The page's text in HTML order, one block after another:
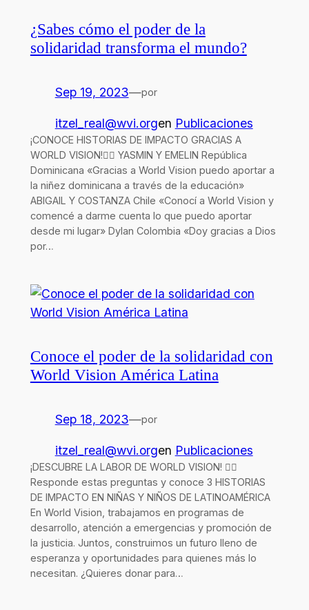
¿Sabes cómo el poder de la
solidaridad transforma el mundo?
Sep 19, 2023—por
itzel_real@wvi.orgen Publicaciones
¡CONOCE HISTORIAS DE IMPACTO GRACIAS A
WORLD VISION!👇🏻 YASMIN Y EMELIN República
Dominicana «Gracias a World Vision puedo aportar a
la niñez dominicana a través de la educación»
ABIGAIL Y COSTANZA Chile «Conocí a World Vision y
comencé a darme cuenta lo que puedo aportar
desde mi lugar» Dylan Colombia «Doy gracias a Dios
por…
Conoce el poder de la solidaridad con
World Vision América Latina
Sep 18, 2023—por
itzel_real@wvi.orgen Publicaciones
¡DESCUBRE LA LABOR DE WORLD VISION! 👇🏻
Responde estas preguntas y conoce 3 HISTORIAS
DE IMPACTO EN NIÑAS Y NIÑOS DE LATINOAMÉRICA
En World Vision, trabajamos en programas de
desarrollo, atención a emergencias y promoción de
la justicia. Juntos, construimos un futuro lleno de
esperanza y oportunidades para quienes más lo
necesitan. ¿Quieres donar para…